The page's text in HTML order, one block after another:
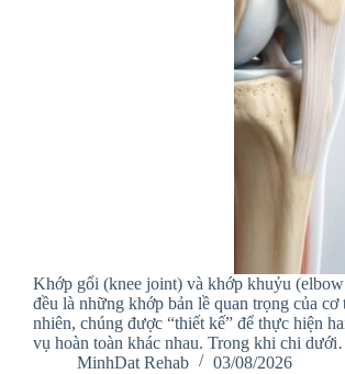
Khớp gối (knee joint) và khớp khuỷu
đều là những khớp bản lề quan trọng của cơ
nhiên, chúng được “thiết kế” để thực hiện
vụ hoàn toàn khác nhau. Trong khi chi
MinhDat Rehab
03/08/2026